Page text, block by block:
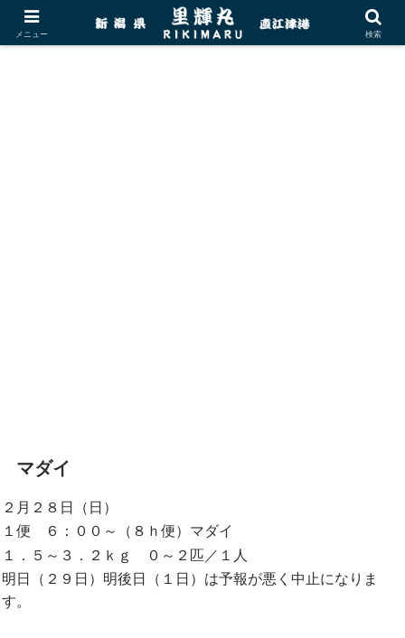
マダイ
２月２８日（日）
１便 ６：００～（８ｈ便）マダイ
１．５～３．２ｋｇ ０～２匹／１人
明日（２９日）明後日（１日）は予報が悪く中止になりま
す。
メニュー 検索